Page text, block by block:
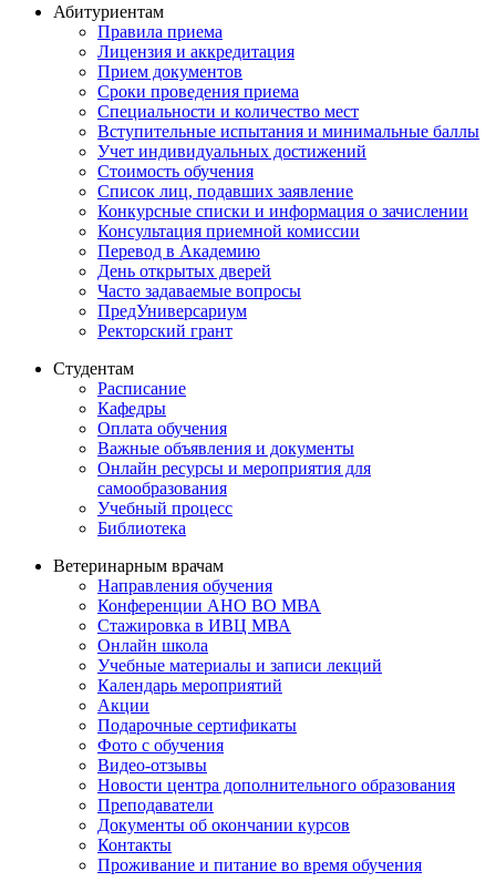
Абитуриентам
Правила приема
Лицензия и аккредитация
Прием документов
Сроки проведения приема
Специальности и количество мест
Вступительные испытания и минимальные баллы
Учет индивидуальных достижений
Стоимость обучения
Список лиц, подавших заявление
Конкурсные списки и информация о зачислении
Консультация приемной комиссии
Перевод в Академию
День открытых дверей
Часто задаваемые вопросы
ПредУниверсариум
Ректорский грант
Студентам
Расписание
Кафедры
Оплата обучения
Важные объявления и документы
Онлайн ресурсы и мероприятия для
самообразования
Учебный процесс
Библиотека
Ветеринарным врачам
Направления обучения
Конференции АНО ВО МВА
Стажировка в ИВЦ МВА
Онлайн школа
Учебные материалы и записи лекций
Календарь мероприятий
Акции
Подарочные сертификаты
Фото с обучения
Видео-отзывы
Новости центра дополнительного образования
Преподаватели
Документы об окончании курсов
Контакты
Проживание и питание во время обучения